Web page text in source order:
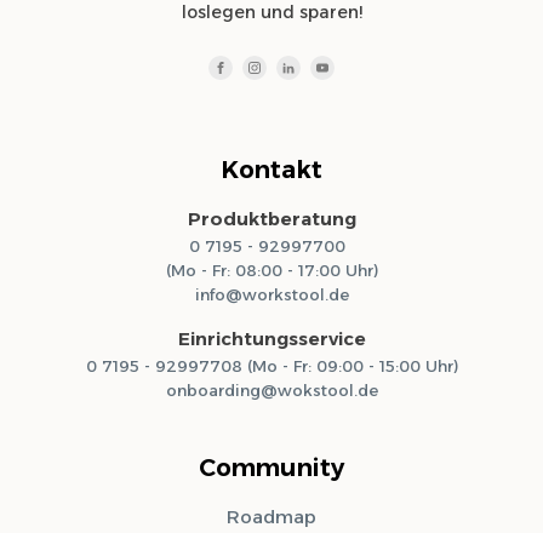
loslegen und sparen!
Kontakt
Produktberatung
0 7195 - 92997700
(Mo - Fr: 08:00 - 17:00 Uhr)
info@workstool.de
Einrichtungsservice
0 7195 - 92997708 (Mo - Fr: 09:00 - 15:00 Uhr)
onboarding@wokstool.de
Community
Roadmap